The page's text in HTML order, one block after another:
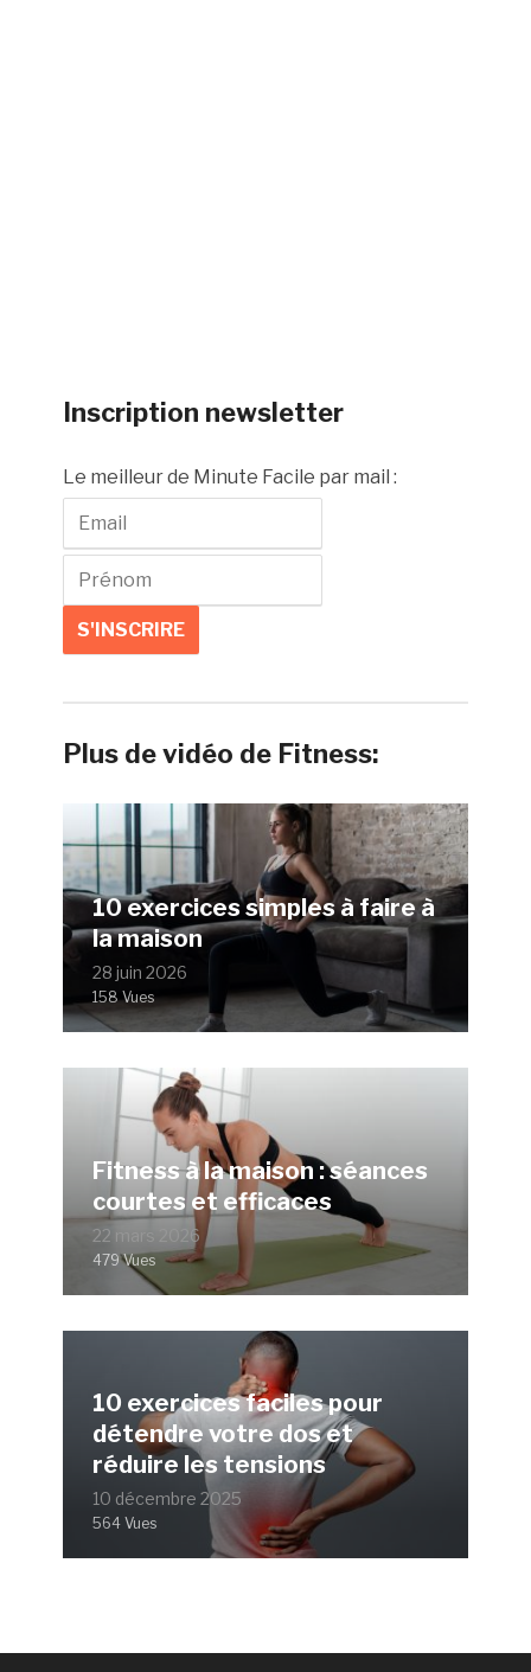
Inscription newsletter
Le meilleur de Minute Facile par mail :
Plus de vidéo de Fitness:
10 exercices simples à faire à
la maison
28 juin 2026
158 Vues
Fitness à la maison : séances
courtes et efficaces
22 mars 2026
479 Vues
10 exercices faciles pour
détendre votre dos et
réduire les tensions
10 décembre 2025
564 Vues